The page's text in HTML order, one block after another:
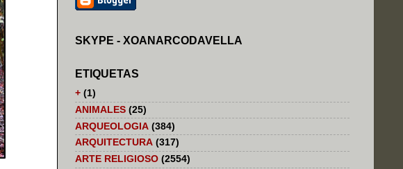
SKYPE - XOANARCODAVELLA
ETIQUETAS
+ (1)
ANIMALES (25)
ARQUEOLOGIA (384)
ARQUITECTURA (317)
ARTE RELIGIOSO (2554)